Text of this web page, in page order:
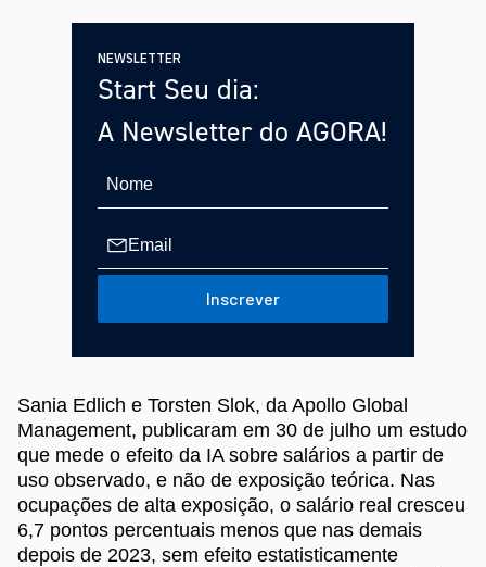
NEWSLETTER
Start Seu dia:
A Newsletter do AGORA!
Inscrever
Sania Edlich e Torsten Slok, da Apollo Global
Management, publicaram em 30 de julho um estudo
que mede o efeito da IA sobre salários a partir de
uso observado, e não de exposição teórica. Nas
ocupações de alta exposição, o salário real cresceu
6,7 pontos percentuais menos que nas demais
depois de 2023, sem efeito estatisticamente